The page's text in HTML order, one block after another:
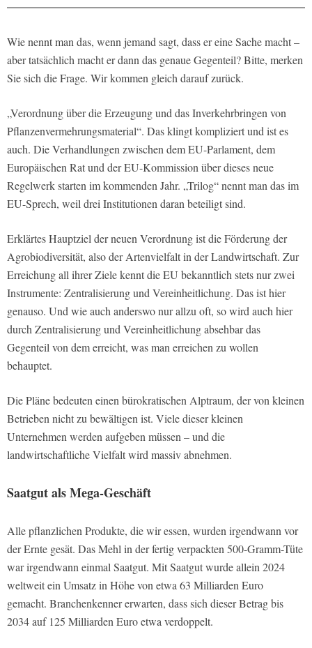
Wie nennt man das, wenn jemand sagt, dass er eine Sache macht –
aber tatsächlich macht er dann das genaue Gegenteil? Bitte, merken
Sie sich die Frage. Wir kommen gleich darauf zurück.
„Verordnung über die Erzeugung und das Inverkehrbringen von
Pflanzenvermehrungsmaterial“. Das klingt kompliziert und ist es
auch. Die Verhandlungen zwischen dem EU-Parlament, dem
Europäischen Rat und der EU-Kommission über dieses neue
Regelwerk starten im kommenden Jahr. „Trilog“ nennt man das im
EU-Sprech, weil drei Institutionen daran beteiligt sind.
Erklärtes Hauptziel der neuen Verordnung ist die Förderung der
Agrobiodiversität, also der Artenvielfalt in der Landwirtschaft. Zur
Erreichung all ihrer Ziele kennt die EU bekanntlich stets nur zwei
Instrumente: Zentralisierung und Vereinheitlichung. Das ist hier
genauso. Und wie auch anderswo nur allzu oft, so wird auch hier
durch Zentralisierung und Vereinheitlichung absehbar das
Gegenteil von dem erreicht, was man erreichen zu wollen
behauptet.
Die Pläne bedeuten einen bürokratischen Alptraum, der von kleinen
Betrieben nicht zu bewältigen ist. Viele dieser kleinen
Unternehmen werden aufgeben müssen – und die
landwirtschaftliche Vielfalt wird massiv abnehmen.
Saatgut als Mega-Geschäft
Alle pflanzlichen Produkte, die wir essen, wurden irgendwann vor
der Ernte gesät. Das Mehl in der fertig verpackten 500-Gramm-Tüte
war irgendwann einmal Saatgut. Mit Saatgut wurde allein 2024
weltweit ein Umsatz in Höhe von etwa 63 Milliarden Euro
gemacht. Branchenkenner erwarten, dass sich dieser Betrag bis
2034 auf 125 Milliarden Euro etwa verdoppelt.